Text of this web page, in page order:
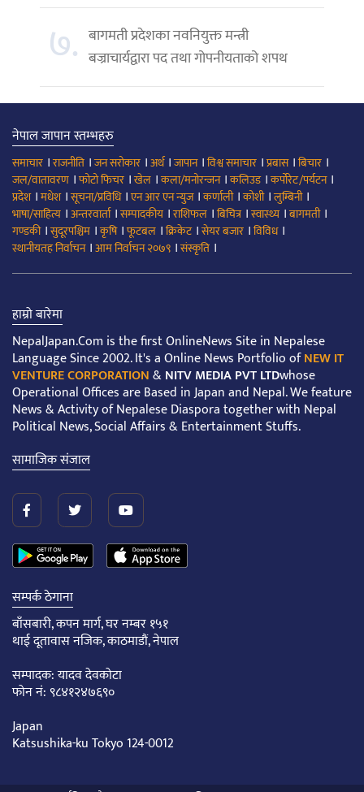
७. बागमती प्रदेशका नवनियुक्त मन्त्री
बज्राचार्यद्वारा पद तथा गोपनीयताको शपथ
नेपाल जापान स्तम्भहरु
समाचार ।राजनीति ।जन सरोकार ।अर्थ।जापान।विश्व समाचार ।प्रबास।बिचार ।
जल/वातावरण ।फोटो फिचर ।खेल ।कला/मनोरन्जन।कलिउड।कर्पोरेट/पर्यटन।
प्रदेश।मधेश।सूचना/प्रविधि।एन आर एन न्युज।कर्णाली।कोशी।लुम्बिनी।
भाषा/साहित्य ।अन्तरवार्ता।सम्पादकीय ।राशिफल ।बिचित्र।स्वास्थ्य ।बागमती।
गण्डकी।सुदूरपश्चिम ।कृषि।फूटबल ।क्रिकेट।सेयर बजार ।विविध।
स्थानीयतह निर्वाचन।आम निर्वाचन २०७९ ।संस्कृति ।
हाम्रो बारेमा
NepalJapan.Com is the first OnlineNews Site in Nepalese
Language Since 2002. It's a Online News Portfolio ofNEW IT
VENTURE CORPORATION&NITV MEDIA PVT LTDwhose
Operational Offices are Based in Japan and Nepal. We feature
News & Activity of Nepalese Diaspora together with Nepal
Political News, Social Affairs & Entertainment Stuffs.
सामाजिक संजाल
सम्पर्क ठेगाना
बाँसबारी, कपन मार्ग, घर नम्बर १५१
थाई दूतावास नजिक, काठमाडौं, नेपाल
सम्पादक: यादव देवकोटा
फोन नं: ९८४१२४७६९०
Japan
Katsushika-ku Tokyo 124-0012